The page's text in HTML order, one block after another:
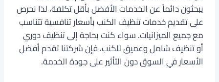
يبحثون دائماً عن الخدمات الأفضل بأقل تكلفة، لذا نحرص
على تقديم خدمات تنظيف الكنب بأسعار تنافسية تتناسب
مع جميع الميزانيات. سواء كنت بحاجة إلى تنظيف دوري
أو تنظيف شامل وعميق للكنب، فإن شركتنا تقدم أفضل
الأسعار في السوق دون التأثير على جودة الخدمة.